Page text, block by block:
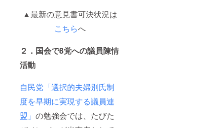
▲最新の意見書可決状況は
こちらへ
２．国会で8党への議員陳情
活動
自民党「選択的夫婦別氏制
度を早期に実現する議員連
盟」 の勉強会では、たびた